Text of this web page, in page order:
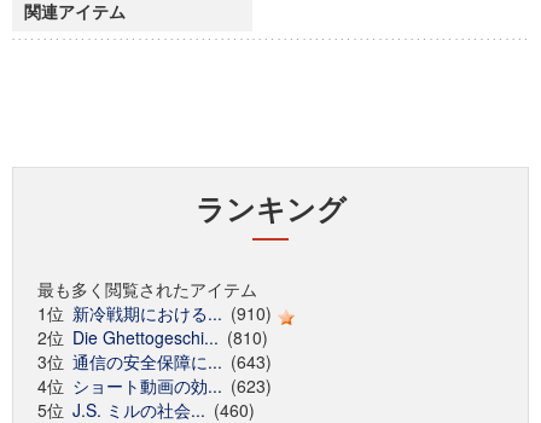
関連アイテム
ランキング
最も多く閲覧されたアイテム
1位 新冷戦期における... (910)
2位 Die Ghettogeschi... (810)
3位 通信の安全保障に... (643)
4位 ショート動画の効... (623)
5位 J.S. ミルの社会... (460)